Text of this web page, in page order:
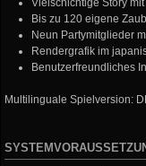
Vielschichtige Story
Bis zu 120 eigene
Neun Partymitglieder
Rendergrafik im
Benutzerfreundliches
Multilinguale Spielversion: